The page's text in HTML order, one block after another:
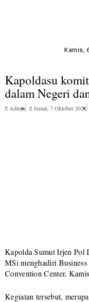
Kamis,
Kapoldasu
dalam Negeri
Admin Jumat, 7 Oktober 2022
Kapolda Sumut Irjen Pol
MSi menghadiri
Convention Center,
Kegiatan tersebut,